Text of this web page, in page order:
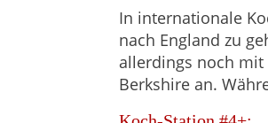
In internationale
nach England zu
allerdings noch mit
Berkshire an.